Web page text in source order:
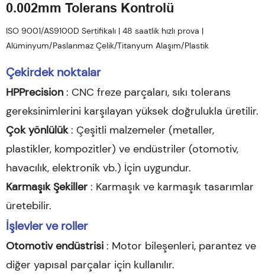
0.002mm Tolerans Kontrolü
ISO 9001/AS9100D Sertifikalı | 48 saatlik hızlı prova |
Alüminyum/Paslanmaz Çelik/Titanyum Alaşım/Plastik
Çekirdek noktalar
HPPrecision : CNC freze parçaları, sıkı tolerans
gereksinimlerini karşılayan yüksek doğrulukla üretilir.
Çok yönlülük: Çeşitli malzemeler (metaller,
plastikler, kompozitler) ve endüstriler (otomotiv,
havacılık, elektronik vb.) İçin uygundur.
Karmaşık Şekiller : Karmaşık ve karmaşık tasarımlar
üretebilir.
İşlevler ve roller
Otomotiv endüstrisi : Motor bileşenleri, parantez ve
diğer yapısal parçalar için kullanılır.